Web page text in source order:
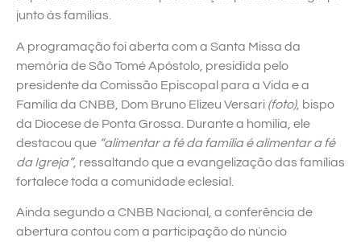
junto às famílias.
A programação foi aberta com a Santa Missa da
memória de São Tomé Apóstolo, presidida pelo
presidente da Comissão Episcopal para a Vida e a
Família da CNBB, Dom Bruno Elizeu Versari (foto), bispo
da Diocese de Ponta Grossa. Durante a homilia, ele
destacou que “alimentar a fé da família é alimentar a fé
da Igreja”, ressaltando que a evangelização das famílias
fortalece toda a comunidade eclesial.
Ainda segundo a CNBB Nacional, a conferência de
abertura contou com a participação do núncio